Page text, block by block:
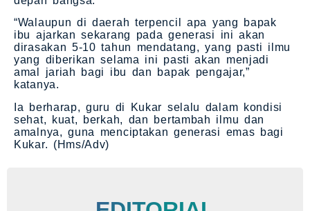
“Walaupun di daerah terpencil apa yang bapak
ibu ajarkan sekarang pada generasi ini akan
dirasakan 5-10 tahun mendatang, yang pasti ilmu
yang diberikan selama ini pasti akan menjadi
amal jariah bagi ibu dan bapak pengajar,”
katanya.
Ia berharap, guru di Kukar selalu dalam kondisi
sehat, kuat, berkah, dan bertambah ilmu dan
amalnya, guna menciptakan generasi emas bagi
Kukar. (Hms/Adv)